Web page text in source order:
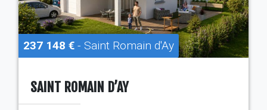
237 148 € - Saint Romain d'Ay
SAINT ROMAIN D’AY